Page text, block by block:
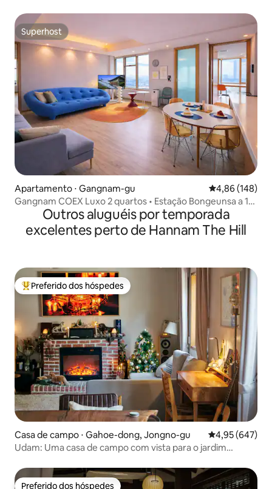
Station 10 minutos.
Superhost
Superhost
Apartamento ⋅ Gangnam-gu 4,86 de uma
4,86 (148)
Gangnam COEX Luxo 2 quartos • Estação Bongeunsa a 1
Outros aluguéis por temporada
excelentes perto de Hannam The Hill
Entre os melhores preferidos dos hóspedes
Preferido dos hóspedes
Casa de campo ⋅ Gahoe-dong, Jongno-gu 4,95 de uma
4,95 (647)
Udam: Uma casa de campo com vista para o jardim
Preferido dos hóspedes